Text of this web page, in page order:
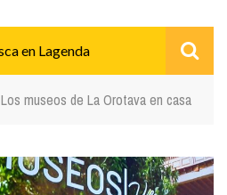
Los museos de La Orotava en casa